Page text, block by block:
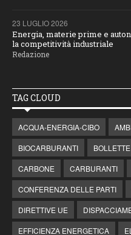
23 LUGLIO 2026
Energia, materie prime e
la competitività industriale
Redazione
TAG CLOUD
ACQUA-ENERGIA-CIBO
BIOCARBURANTI
BOLLETTE
CARBONE
CARBURANTI
CONFERENZA DELLE PARTI
DIRETTIVE UE
EFFICIENZA ENERGETICA